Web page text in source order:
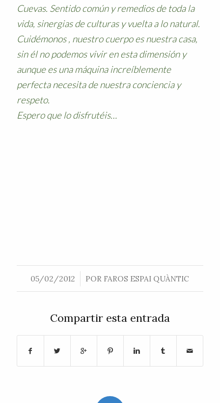
Cuevas. Sentido común y remedios de toda la
vida, sinergias de culturas y vuelta a lo natural.
Cuidémonos , nuestro cuerpo es nuestra casa,
sin él no podemos vivir en esta dimensión y
aunque es una máquina increíblemente
perfecta necesita de nuestra conciencia y
respeto.
Espero que lo disfrutéis…
05/02/2012
/ POR FAROS ESPAI QUÀNTIC
Compartir esta entrada